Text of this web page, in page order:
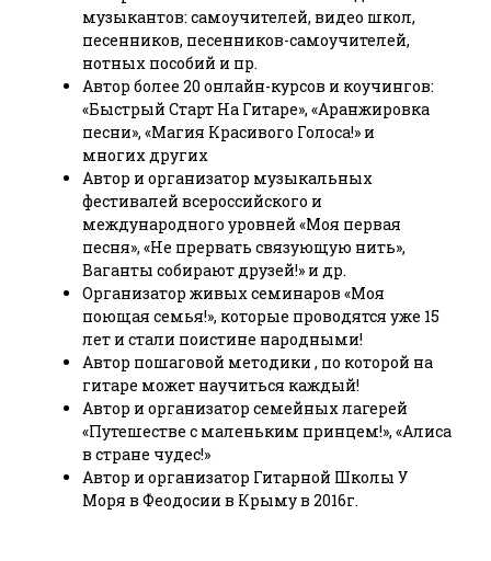
музыкантов: самоучителей, видео школ,
песенников, песенников-самоучителей,
нотных пособий и пр.
Автор более 20 онлайн-курсов и коучингов:
«Быстрый Старт На Гитаре», «Аранжировка
песни», «Магия Красивого Голоса!» и
многих других
Автор и организатор музыкальных
фестивалей всероссийского и
международного уровней «Моя первая
песня», «Не прервать связующую нить»,
Ваганты собирают друзей!» и др.
Организатор живых семинаров «Моя
поющая семья!», которые проводятся уже 15
лет и стали поистине народными!
Автор пошаговой методики , по которой на
гитаре может научиться каждый!
Автор и организатор семейных лагерей
«Путешестве с маленьким принцем!», «Алиса
в стране чудес!»
Автор и организатор Гитарной Школы У
Моря в Феодосии в Крыму в 2016г.